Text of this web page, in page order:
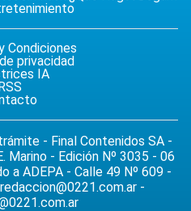
Condiciones
privacidad
IA
- Final Contenidos SA -
Marino - Edición Nº 3035 - 06
a ADEPA - Calle 49 Nº 609 -
redaccion@0221.com.ar -